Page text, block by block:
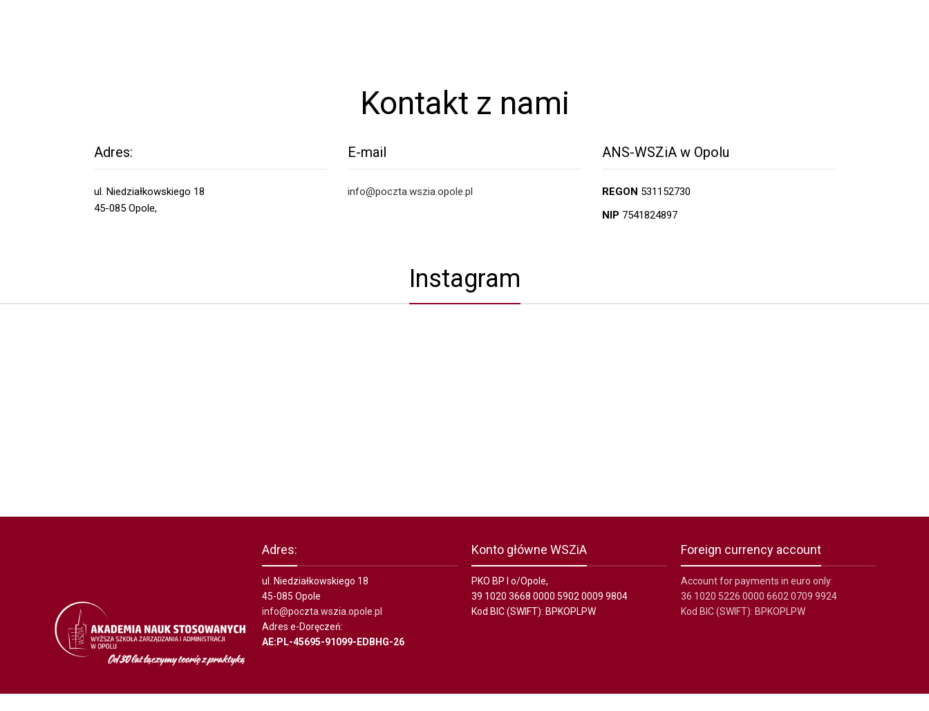
Kontakt z nami
Adres:
ul. Niedziałkowskiego 18
45-085 Opole,
E-mail
info@poczta.wszia.opole.pl
ANS-WSZiA w Opolu
REGON 531152730
NIP 7541824897
Instagram
Adres:
ul. Niedziałkowskiego 18
45-085 Opole
info@poczta.wszia.opole.pl
Adres e-Doręczeń:
AE:PL-45695-91099-EDBHG-26
Konto główne WSZiA
PKO BP I o/Opole,
39 1020 3668 0000 5902 0009 9804
Kod BIC (SWIFT): BPKOPLPW
Foreign currency account
Account for payments in euro only:
36 1020 5226 0000 6602 0709 9924
Kod BIC (SWIFT): BPKOPLPW